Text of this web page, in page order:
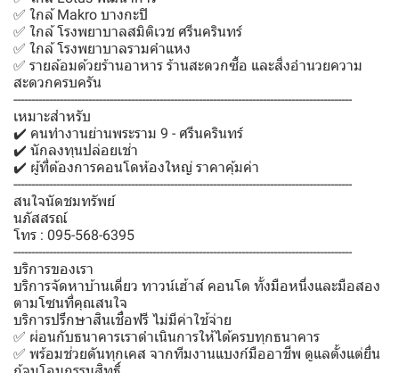
✅ ใกล้ Makro บางกะปิ
✅ ใกล้ โรงพยาบาลสมิติเวช ศรีนครินทร์
✅ ใกล้ โรงพยาบาลรามคำแหง
✅ รายล้อมด้วยร้านอาหาร ร้านสะดวกซื้อ และสิ่งอำนวยความ
สะดวกครบครัน
-----------------------------------------------------------------------------------------------
เหมาะสำหรับ
✔️ คนทำงานย่านพระราม 9 - ศรีนครินทร์
✔️ นักลงทุนปล่อยเช่า
✔️ ผู้ที่ต้องการคอนโดห้องใหญ่ ราคาคุ้มค่า
-----------------------------------------------------------------------------------------------
สนใจนัดชมทรัพย์
นภัสสรณ์
โทร : 095-568-6395
-----------------------------------------------------------------------------------------------
บริการของเรา
บริการจัดหาบ้านเดี่ยว ทาวน์เฮ้าส์ คอนโด ทั้งมือหนึ่งและมือสอง
ตามโซนที่คุณสนใจ
บริการปรึกษาสินเชื่อฟรี ไม่มีค่าใช้จ่าย
✅ ผ่อนกับธนาคารเราดำเนินการให้ได้ครบทุกธนาคาร
✅ พร้อมช่วยดันทุกเคส จากทีมงานแบงก์มืออาชีพ ดูแลตั้งแต่ยื่น